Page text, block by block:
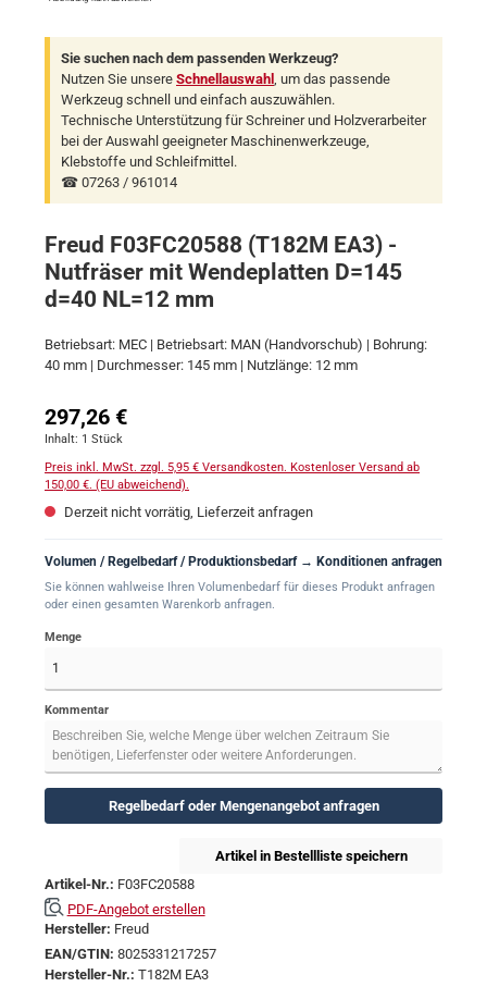
Sie suchen nach dem passenden Werkzeug?
Nutzen Sie unsere Schnellauswahl , um das passende
Werkzeug schnell und einfach auszuwählen.
Technische Unterstützung für Schreiner und Holzverarbeiter
bei der Auswahl geeigneter Maschinenwerkzeuge,
Klebstoffe und Schleifmittel.
☎ 07263 / 961014
Freud F03FC20588 (T182M EA3) -
Nutfräser mit Wendeplatten D=145
d=40 NL=12 mm
Betriebsart: MEC | Betriebsart: MAN (Handvorschub) | Bohrung:
40 mm | Durchmesser: 145 mm | Nutzlänge: 12 mm
Regulärer Preis:
297,26 €
Inhalt: 1 Stück
Preis inkl. MwSt. zzgl. 5,95 € Versandkosten. Kostenloser Versand ab
150,00 €. (EU abweichend).
Derzeit nicht vorrätig, Lieferzeit anfragen
Volumen / Regelbedarf / Produktionsbedarf → Konditionen anfragen
Sie können wahlweise Ihren Volumenbedarf für dieses Produkt anfragen
oder einen gesamten Warenkorb anfragen.
Menge
Kommentar
Regelbedarf oder Mengenangebot anfragen
Artikel in Bestellliste speichern
Artikel-Nr.: F03FC20588
PDF-Angebot erstellen
Hersteller: Freud
EAN/GTIN: 8025331217257
Hersteller-Nr.: T182M EA3